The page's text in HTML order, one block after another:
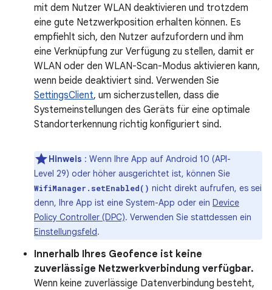
mit dem Nutzer WLAN deaktivieren und trotzdem
eine gute Netzwerkposition erhalten können. Es
empfiehlt sich, den Nutzer aufzufordern und ihm
eine Verknüpfung zur Verfügung zu stellen, damit er
WLAN oder den WLAN-Scan-Modus aktivieren kann,
wenn beide deaktiviert sind. Verwenden Sie
SettingsClient, um sicherzustellen, dass die
Systemeinstellungen des Geräts für eine optimale
Standorterkennung richtig konfiguriert sind.
Hinweis : Wenn Ihre App auf Android 10 (API-
Level 29) oder höher ausgerichtet ist, können Sie
WifiManager.setEnabled() nicht direkt aufrufen, es sei
denn, Ihre App ist eine System-App oder ein Device
Policy Controller (DPC). Verwenden Sie stattdessen ein
Einstellungsfeld.
Innerhalb Ihres Geofence ist keine
zuverlässige Netzwerkverbindung verfügbar.
Wenn keine zuverlässige Datenverbindung besteht,